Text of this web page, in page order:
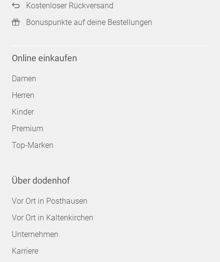
Kostenloser Rückversand
Bonuspunkte auf deine Bestellungen
Online einkaufen
Damen
Herren
Kinder
Premium
Top-Marken
Über dodenhof
Vor Ort in Posthausen
Vor Ort in Kaltenkirchen
Unternehmen
Karriere